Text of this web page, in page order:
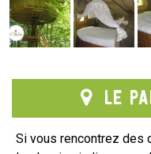
Le
Si vous rencontrez des